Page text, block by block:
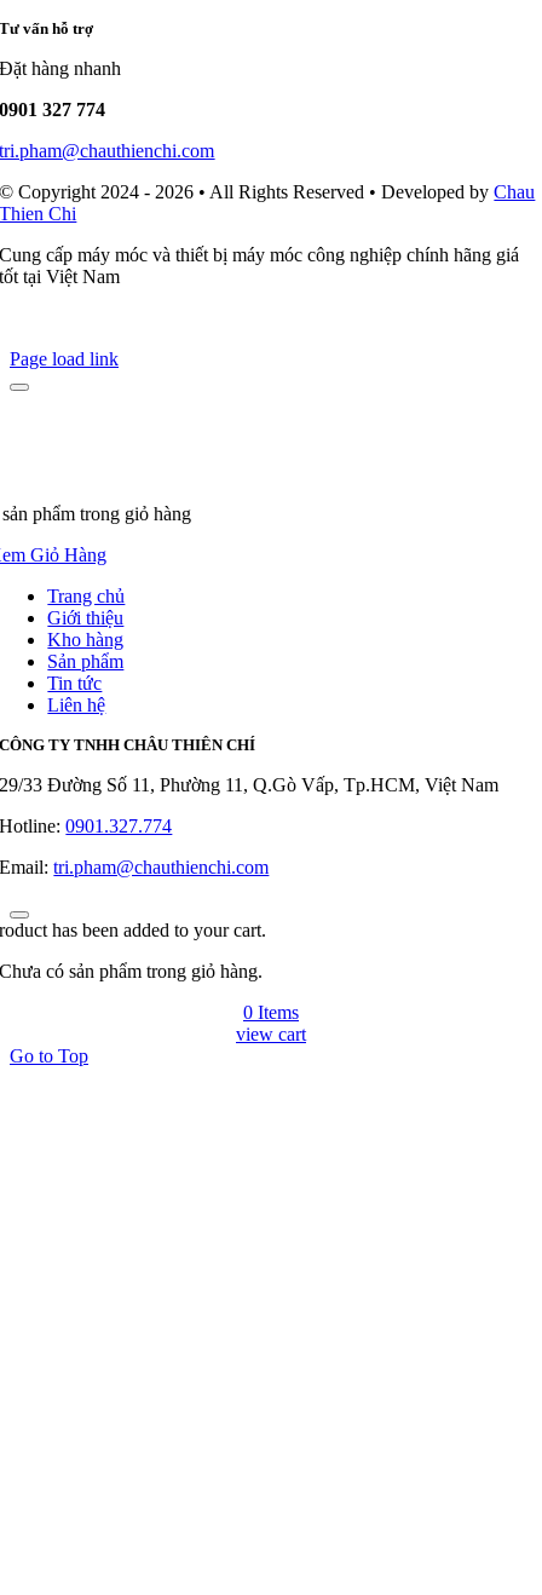
Tư vấn hỗ trợ
Đặt hàng nhanh
0901 327 774
tri.pham@chauthienchi.com
© Copyright 2024 - 2026 • All Rights Reserved • Developed byChau
Thien Chi
Cung cấp máy móc và thiết bị máy móc công nghiệp chính hãng giá
tốt tại Việt Nam
Page load link
phẩm trong giỏ hàng
Giỏ Hàng
Trang chủ
Giới thiệu
Kho hàng
Sản phẩm
Tin tức
Liên hệ
CÔNG TY TNHH CHÂU THIÊN CHÍ
29/33 Đường Số 11, Phường 11, Q.Gò Vấp, Tp.HCM, Việt Nam
Hotline:0901.327.774
Email:tri.pham@chauthienchi.com
has been added to your cart.
Chưa có sản phẩm trong giỏ hàng.
0 Items
view cart
Go to Top